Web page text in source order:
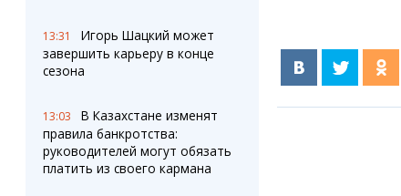
13:31
Игорь Шацкий может
завершить карьеру в конце
сезона
13:03
В Казахстане изменят
правила банкротства:
руководителей могут обязать
платить из своего кармана